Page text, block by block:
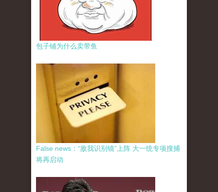
包子铺为什么卖带鱼
False news：“敌我识别镜”上阵 大一统专项搜捕
将再启动